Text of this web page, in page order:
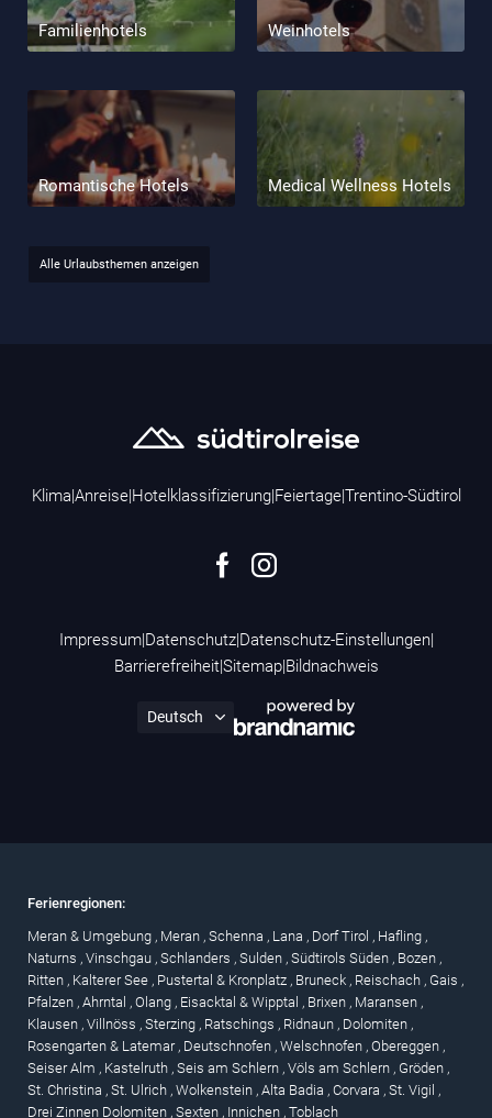
Familienhotels Weinhotels
Romantische Hotels Medical Wellness Hotels
Alle Urlaubsthemen anzeigen
Klima|Anreise|Hotelklassifizierung|Feiertage|Trentino-Südtirol
Impressum|Datenschutz|Datenschutz-Einstellungen|
Barrierefreiheit|Sitemap|Bildnachweis
Ferienregionen:
Meran & Umgebung , Meran , Schenna , Lana , Dorf Tirol , Hafling ,
Naturns , Vinschgau , Schlanders , Sulden , Südtirols Süden , Bozen ,
Ritten , Kalterer See , Pustertal & Kronplatz , Bruneck , Reischach , Gais ,
Pfalzen , Ahrntal , Olang , Eisacktal & Wipptal , Brixen , Maransen ,
Klausen , Villnöss , Sterzing , Ratschings , Ridnaun , Dolomiten ,
Rosengarten & Latemar , Deutschnofen , Welschnofen , Obereggen ,
Seiser Alm , Kastelruth , Seis am Schlern , Völs am Schlern , Gröden ,
St. Christina , St. Ulrich , Wolkenstein , Alta Badia , Corvara , St. Vigil ,
Drei Zinnen Dolomiten , Sexten , Innichen , Toblach